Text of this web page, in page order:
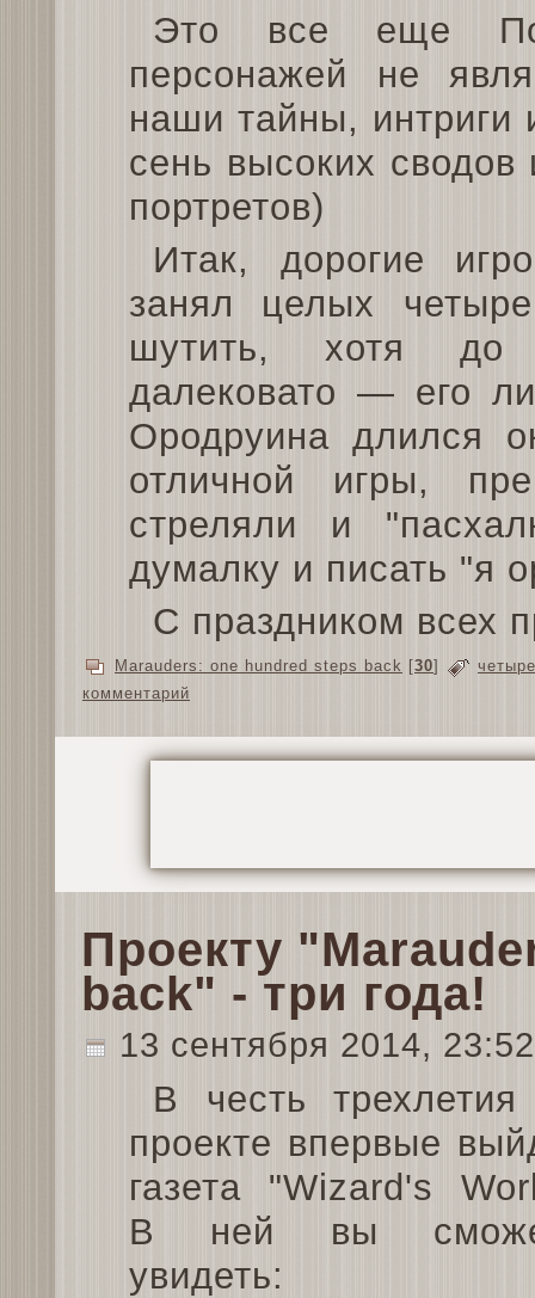
Это все еще
персонажей не
наши тайны, интриги
сень высоких
портретов)
Итак, дорогие
занял целых
шутить, хотя до
далековато — его
Ородруина длился
отличной игры,
стреляли и
думалку и писать "я
С праздником всех
Marauders: one hundred steps back [30]
комментарий
Проекту
back" - три года!
13 сентября 2014,
В честь
проекте впервые
газета "Wizard's
В ней вы
увидеть: